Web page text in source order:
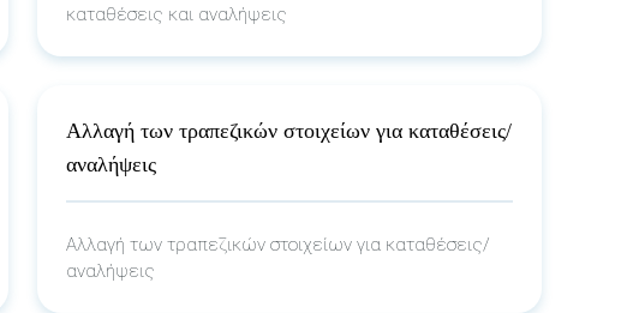
καταθέσεις και αναλήψεις
Αλλαγή των τραπεζικών στοιχείων για καταθέσεις/
αναλήψεις
Αλλαγή των τραπεζικών στοιχείων για καταθέσεις/
αναλήψεις